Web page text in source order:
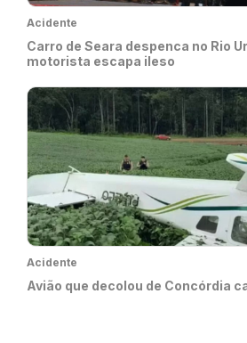
Acidente
Carro de Seara despenca no Rio
motorista escapa ileso
Acidente
Avião que decolou de Concórdia